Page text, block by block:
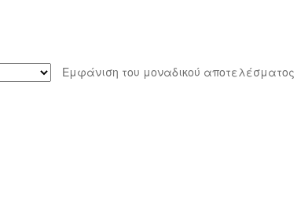
Εμφάνιση του μοναδικού αποτελέσματος